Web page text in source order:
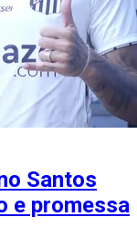
Santos
e promessa